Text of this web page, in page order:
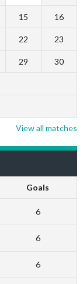
15 16
22 23
29 30
View all matches
Goals
6
6
6